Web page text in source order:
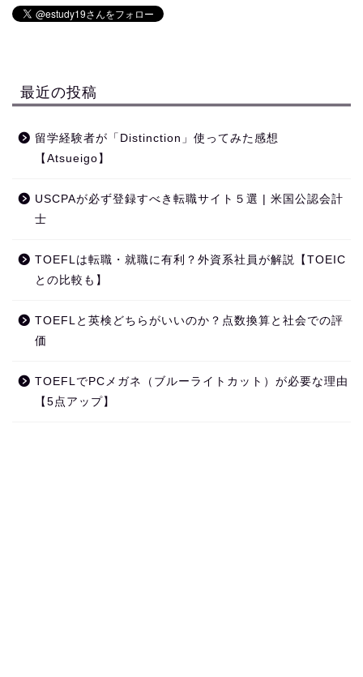
最近の投稿
留学経験者が「Distinction」使ってみた感想
【Atsueigo】
USCPAが必ず登録すべき転職サイト５選 | 米国公認会計
士
TOEFLは転職・就職に有利？外資系社員が解説【TOEIC
との比較も】
TOEFLと英検どちらがいいのか？点数換算と社会での評
価
TOEFLでPCメガネ（ブルーライトカット）が必要な理由
【5点アップ】